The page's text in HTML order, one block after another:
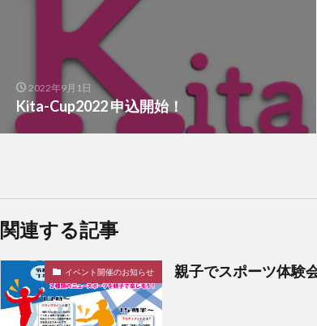
2022年9月1日
Kita-Cup2022 申込開始！
関連する記事
イベント開催のお知らせ 親子でスポーツ体験